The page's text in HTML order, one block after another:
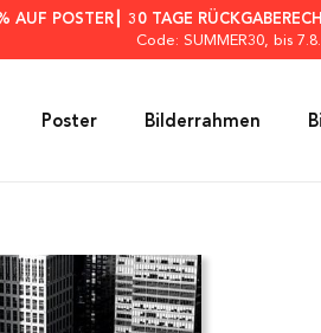
AUF POSTER┃ 30 TAGE
Code: SUMMER30, bis 7.8.
Poster Bilderrahmen